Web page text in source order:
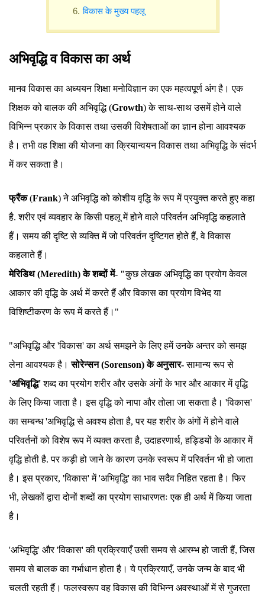
विकास के मुख्य पहलू
अभिवृद्धि व विकास का अर्थ
मानव विकास का अध्ययन शिक्षा मनोविज्ञान का एक महत्वपूर्ण अंग है। एक
शिक्षक को बालक की अभिवृद्धि (Growth) के साथ-साथ उसमें होने वाले
विभिन्न प्रकार के विकास तथा उसकी विशेषताओं का ज्ञान होना आवश्यक
है। तभी वह शिक्षा की योजना का क्रियान्वयन विकास तथा अभिवृद्धि के संदर्भ
में कर सकता है।
फ्रैंक(Frank) ने अभिवृद्धि को कोशीय वृद्धि के रूप में प्रयुक्त करते हुए कहा
है. शरीर एवं व्यवहार के किसी पहलू में होने वाले परिवर्तन अभिवृद्धि कहलाते
हैं। समय की दृष्टि से व्यक्ति में जो परिवर्तन दृष्टिगत होते हैं, वे विकास
कहलाते हैं।
मेरिडिथ (Meredith) के शब्दों में- "कुछ लेखक अभिवृद्धि का प्रयोग केवल
आकार की वृद्धि के अर्थ में करते हैं और विकास का प्रयोग विभेद या
विशिष्टीकरण के रूप में करते हैं।"
"अभिवृद्धि और 'विकास' का अर्थ समझने के लिए हमें उनके अन्तर को समझ
लेना आवश्यक है।सोरेन्सन (Sorenson) के अनुसार-सामान्य रूप से
'अभिवृद्धि'शब्द का प्रयोग शरीर और उसके अंगों के भार और आकार में वृद्धि
के लिए किया जाता है। इस वृद्धि को नापा और तोला जा सकता है। 'विकास'
का सम्बन्ध 'अभिवृद्धि से अवश्य होता है, पर यह शरीर के अंगों में होने वाले
परिवर्तनों को विशेष रूप में व्यक्त करता है, उदाहरणार्थ, हड्डियों के आकार में
वृद्धि होती है. पर कड़ी हो जाने के कारण उनके स्वरूप में परिवर्तन भी हो जाता
है। इस प्रकार, 'विकास' में 'अभिवृद्धि' का भाव सदैव निहित रहता है। फिर
भी, लेखकों द्वारा दोनों शब्दों का प्रयोग साधारणतः एक ही अर्थ में किया जाता
है।
'अभिवृद्धि' और 'विकास' की प्रक्रियाएँ उसी समय से आरम्भ हो जाती हैं, जिस
समय से बालक का गर्भाधान होता है। ये प्रक्रियाएँ, उनके जन्म के बाद भी
चलती रहती हैं। फलस्वरूप वह विकास की विभिन्न अवस्थाओं में से गुजरता